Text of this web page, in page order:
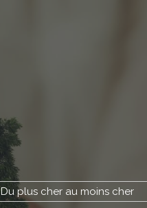
Du plus cher au moins cher